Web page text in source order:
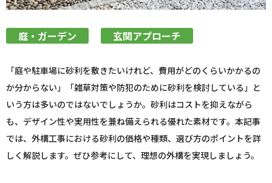
庭・ガーデン 玄関アプローチ
「庭や駐車場に砂利を敷きたいけれど、費用がどのくらいかかるの
か分からない」「雑草対策や防犯のために砂利を検討している」と
いう方は多いのではないでしょうか。砂利はコストを抑えながら
も、デザイン性や実用性を兼ね備えられる優れた素材です。本記事
では、外構工事における砂利の価格や種類、選び方のポイントを詳
しく解説します。ぜひ参考にして、理想の外構を実現しましょう。